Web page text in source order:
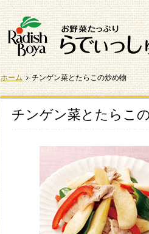
ホーム チンゲン菜とたらこの炒め物
チンゲン菜とたらこ